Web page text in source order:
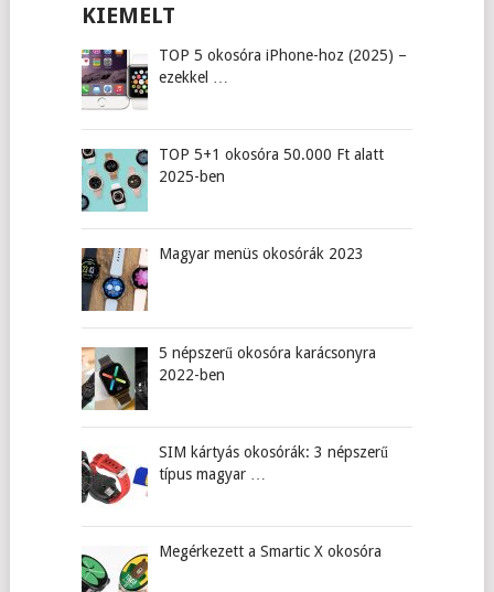
KIEMELT
TOP 5 okosóra iPhone-hoz (2025) –
ezekkel …
TOP 5+1 okosóra 50.000 Ft alatt
2025-ben
Magyar menüs okosórák 2023
5 népszerű okosóra karácsonyra
2022-ben
SIM kártyás okosórák: 3 népszerű
típus magyar …
Megérkezett a Smartic X okosóra